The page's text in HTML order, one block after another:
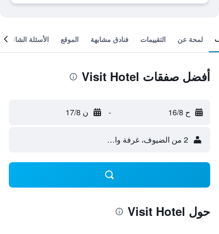
لمحة عن التقييمات فنادق مشابهة الموقع الأسئلة الشائعة
أفضل صفقات Visit Hotel
ح 16/8 - ن 17/8
2 من الضيوف، غرفة واحدة
حول Visit Hotel